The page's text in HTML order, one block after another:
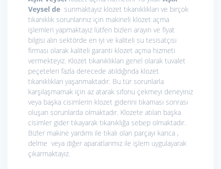
Veysel de sunmaktayız klozet tıkanıklıkları ve birçok
tıkanıklık sorunlarınız için makineli klozet açma
işlemleri yapmaktayız lütfen bizleri arayın ve fiyat
bilgisi alın sektörde en iyi ve kaliteli su tesisatçısı
firması olarak kaliteli garanti klozet açma hizmeti
vermekteyiz. Klozet tıkanıklıkları genel olarak tuvalet
peçeteleri fazla derecede atıldığında klozet
tıkanıklıkları yaşanmaktadır. Bu tür sorunlarla
karşılaşmamak için az atarak sifonu çekmeyi deneyiniz
veya başka cisimlerin klozet giderini tıkaması sonrası
oluşan sorunlarda olmaktadır. Klozete atılan başka
cisimler gider tıkayarak tıkanıklığa sebep olmaktadır.
Bizler makine yardımı ile tıkalı olan parçayı kanca ,
delme veya diğer aparatlarımız ile işlem uygulayarak
çıkarmaktayız.